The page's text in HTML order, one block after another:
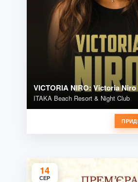
VICTORIA NIRO: Victoria Niro
ITAKA Beach Resort & Night Club
14
СЕР